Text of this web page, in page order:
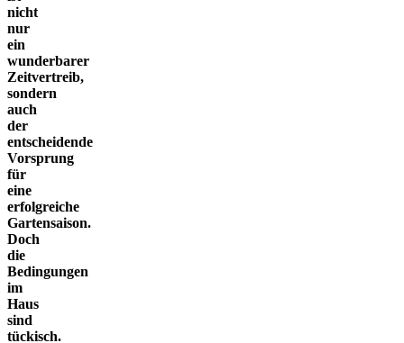
nicht
nur
ein
wunderbarer
Zeitvertreib,
sondern
auch
der
entscheidende
Vorsprung
für
eine
erfolgreiche
Gartensaison.
Doch
die
Bedingungen
im
Haus
sind
tückisch.